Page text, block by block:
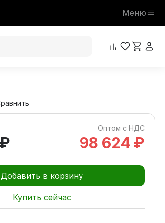
Меню
Оптом с НДС
98 624 ₽
Добавить в корзину
Купить сейчас